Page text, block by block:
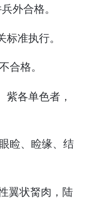
外合格。
准执行。
合格。
各单色者，
睑、睑缘、结
翼状胬肉，陆